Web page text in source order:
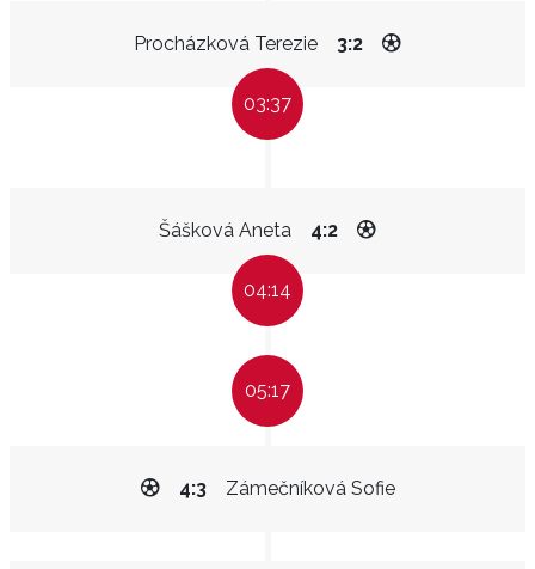
Procházková Terezie 3:2
03:37
Šášková Aneta 4:2
04:14
05:17
Zámečníková Sofie
4:3